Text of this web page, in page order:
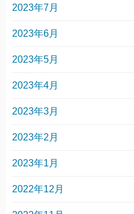
2023年7月
2023年6月
2023年5月
2023年4月
2023年3月
2023年2月
2023年1月
2022年12月